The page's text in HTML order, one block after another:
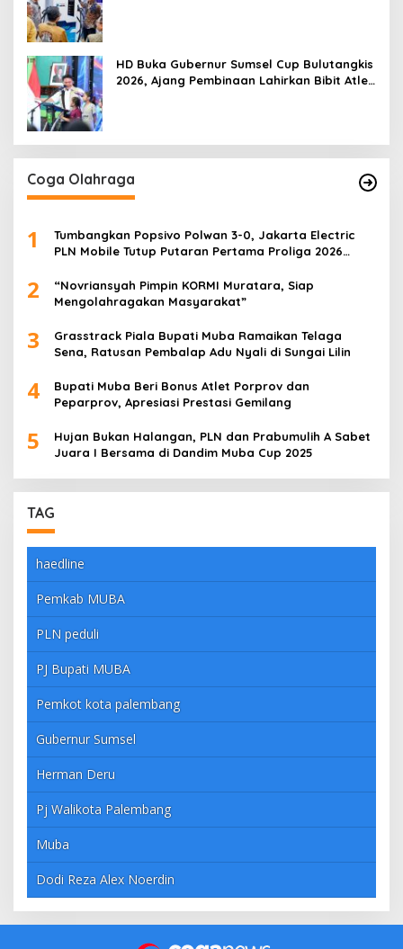
HD Buka Gubernur Sumsel Cup Bulutangkis
2026, Ajang Pembinaan Lahirkan Bibit Atlet
Coga Olahraga
1
Tumbangkan Popsivo Polwan 3-0, Jakarta Electric
PLN Mobile Tutup Putaran Pertama Proliga 2026
2
“Novriansyah Pimpin KORMI Muratara, Siap
Mengolahragakan Masyarakat”
3
Grasstrack Piala Bupati Muba Ramaikan Telaga
Sena, Ratusan Pembalap Adu Nyali di Sungai Lilin
4
Bupati Muba Beri Bonus Atlet Porprov dan
Peparprov, Apresiasi Prestasi Gemilang
5
Hujan Bukan Halangan, PLN dan Prabumulih A Sabet
Juara I Bersama di Dandim Muba Cup 2025
TAG
haedline
Pemkab MUBA
PLN peduli
PJ Bupati MUBA
Pemkot kota palembang
Gubernur Sumsel
Herman Deru
Pj Walikota Palembang
Muba
Dodi Reza Alex Noerdin